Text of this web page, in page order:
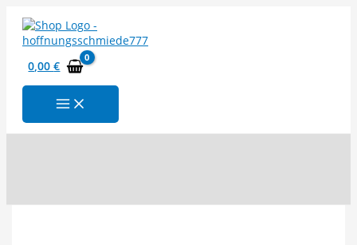
Inhalt
springen
0,00€